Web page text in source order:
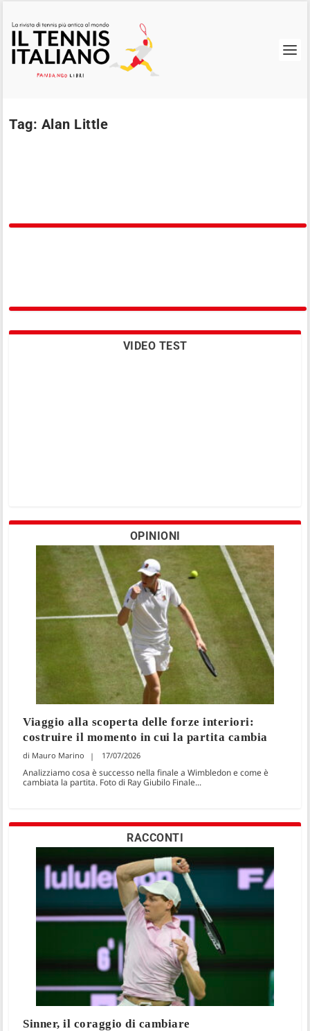
Tag: Alan Little
VIDEO TEST
OPINIONI
Viaggio alla scoperta delle forze interiori:
costruire il momento in cui la partita cambia
Mauro Marino 17/07/2026
Analizziamo cosa è successo nella finale a Wimbledon e come è
cambiata la partita. Foto di Ray Giubilo Finale...
RACCONTI
Sinner, il coraggio di cambiare